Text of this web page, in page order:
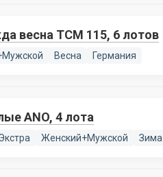
весна TCM 115, 6 лотов
Весна Германия
ANO, 4 лота
Женский+Мужской Зима